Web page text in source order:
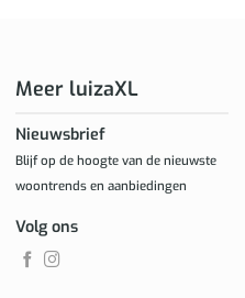
Meer luizaXL
Nieuwsbrief
Blijf op de hoogte van de nieuwste
woontrends en aanbiedingen
Volg ons